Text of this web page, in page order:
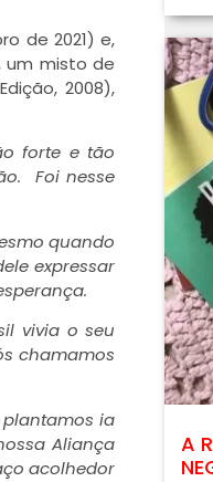
de 2021) e,
um misto de
2008),
forte e tão
Foi nesse
quando
expressar
vivia o seu
chamamos
ia
Aliança
acolhedor
A